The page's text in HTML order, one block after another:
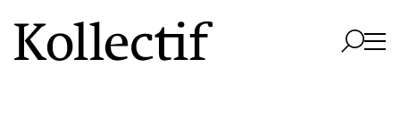
Aller à la page d'accueil
Logo Kollectif